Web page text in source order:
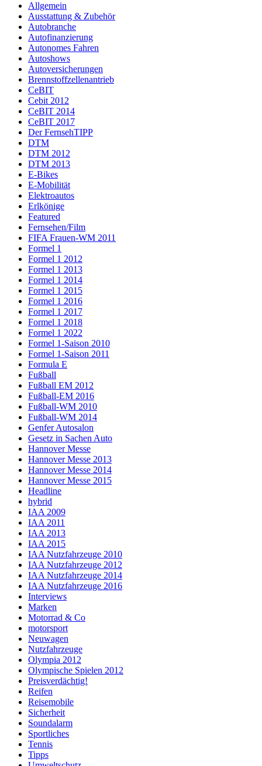
Allgemein
Ausstattung & Zubehör
Autobranche
Autofinanzierung
Autonomes Fahren
Autoshows
Autoversicherungen
Brennstoffzellenantrieb
CeBIT
Cebit 2012
CeBIT 2014
CeBIT 2017
Der FernsehTIPP
DTM
DTM 2012
DTM 2013
E-Bikes
E-Mobilität
Elektroautos
Erlkönige
Featured
Fernsehen/Film
FIFA Frauen-WM 2011
Formel 1
Formel 1 2012
Formel 1 2013
Formel 1 2014
Formel 1 2015
Formel 1 2016
Formel 1 2017
Formel 1 2018
Formel 1 2022
Formel 1-Saison 2010
Formel 1-Saison 2011
Formula E
Fußball
Fußball EM 2012
Fußball-EM 2016
Fußball-WM 2010
Fußball-WM 2014
Genfer Autosalon
Gesetz in Sachen Auto
Hannover Messe
Hannover Messe 2013
Hannover Messe 2014
Hannover Messe 2015
Headline
hybrid
IAA 2009
IAA 2011
IAA 2013
IAA 2015
IAA Nutzfahrzeuge 2010
IAA Nutzfahrzeuge 2012
IAA Nutzfahrzeuge 2014
IAA Nutzfahrzeuge 2016
Interviews
Marken
Motorrad & Co
motorsport
Neuwagen
Nutzfahrzeuge
Olympia 2012
Olympische Spielen 2012
Preisverdächtig!
Reifen
Reisemobile
Sicherheit
Soundalarm
Sportliches
Tennis
Tipps